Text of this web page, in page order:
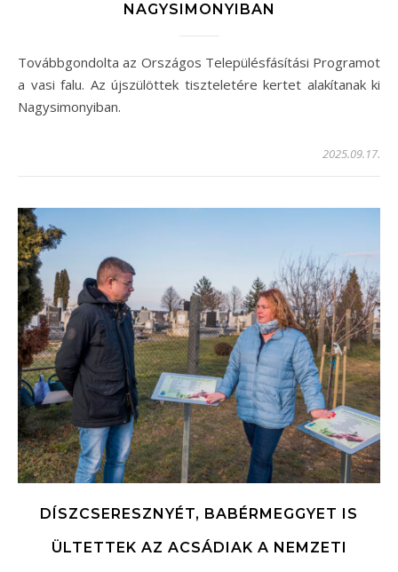
NAGYSIMONYIBAN
Továbbgondolta az Országos Településfásítási Programot
a vasi falu. Az újszülöttek tiszteletére kertet alakítanak ki
Nagysimonyiban.
2025.09.17.
DÍSZCSERESZNYÉT, BABÉRMEGGYET IS
ÜLTETTEK AZ ACSÁDIAK A NEMZETI